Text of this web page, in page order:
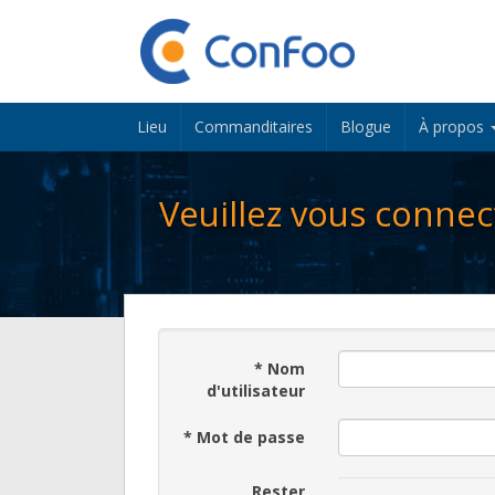
Lieu Commanditaires Blogue À propos
Veuillez vous
* Nom
d'utilisateur
* Mot de passe